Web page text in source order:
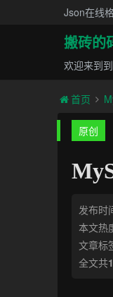
Json在线
搬砖的
欢迎来到
首页
原创
发布时
本文热
文章标
全文共